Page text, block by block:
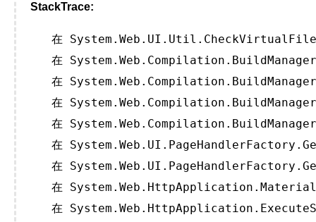
StackTrace:
在
在
在
在
在
在
在
在
在